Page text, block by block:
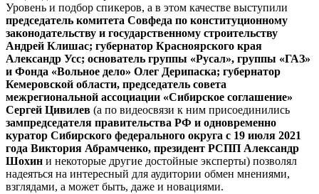
Уровень и подбор спикеров, а в этом качестве выступили
председатель комитета Совфеда по конституционному
законодательству и государственному строительству
Андрей Клишас; губернатор Красноярского края
Александр Усс; основатель группы «Русал», группы «ГАЗ»
и Фонда «Вольное дело» Олег Дерипаска; губернатор
Кемеровской области, председатель совета
межрегиональной ассоциации «Сибирское соглашение»
Сергей Цивилев (а по видеосвязи к ним присоединились
зампредседателя правительства РФ и одновременно
куратор Сибирского федерального округа с 19 июля 2021
года Виктория Абрамченко, президент РСПП Александр
Шохин и некоторые другие достойные эксперты) позволял
надеяться на интересный для аудитории обмен мнениями,
взглядами, а может быть, даже и новациями.